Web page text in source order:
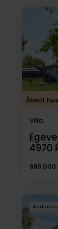
Åbent hus
Villa
4970
995.000
Anden